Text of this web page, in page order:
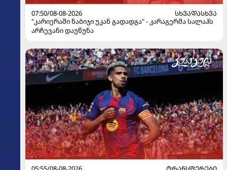
07:50/08-08-2026
ᲡᲮᲕᲐᲓᲐᲡᲮᲕᲐ
"კარიერაში ნაბიჯი უკან გადადგა" - კარაგერმა სალაჰს
არჩევანი დაუწუნა